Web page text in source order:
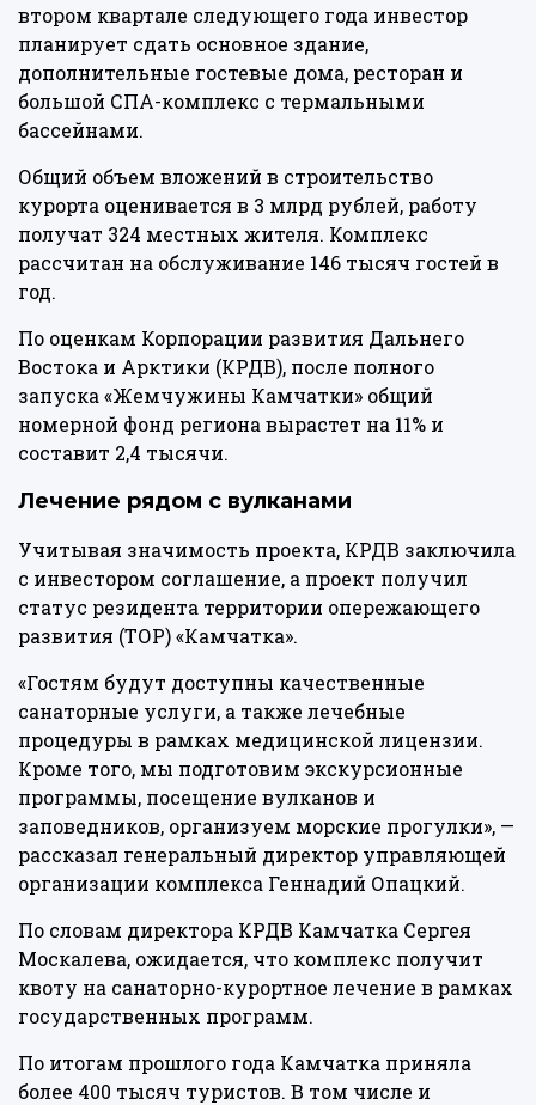
втором квартале следующего года инвестор
планирует сдать основное здание,
дополнительные гостевые дома, ресторан и
большой СПА-комплекс с термальными
бассейнами.
Общий объем вложений в строительство
курорта оценивается в 3 млрд рублей, работу
получат 324 местных жителя. Комплекс
рассчитан на обслуживание 146 тысяч гостей в
год.
По оценкам Корпорации развития Дальнего
Востока и Арктики (КРДВ), после полного
запуска «Жемчужины Камчатки» общий
номерной фонд региона вырастет на 11% и
составит 2,4 тысячи.
Лечение рядом с вулканами
Учитывая значимость проекта, КРДВ заключила
с инвестором соглашение, а проект получил
статус резидента территории опережающего
развития (ТОР) «Камчатка».
«Гостям будут доступны качественные
санаторные услуги, а также лечебные
процедуры в рамках медицинской лицензии.
Кроме того, мы подготовим экскурсионные
программы, посещение вулканов и
заповедников, организуем морские прогулки», —
рассказал генеральный директор управляющей
организации комплекса Геннадий Опацкий.
По словам директора КРДВ Камчатка Сергея
Москалева, ожидается, что комплекс получит
квоту на санаторно-курортное лечение в рамках
государственных программ.
По итогам прошлого года Камчатка приняла
более 400 тысяч туристов. В том числе и